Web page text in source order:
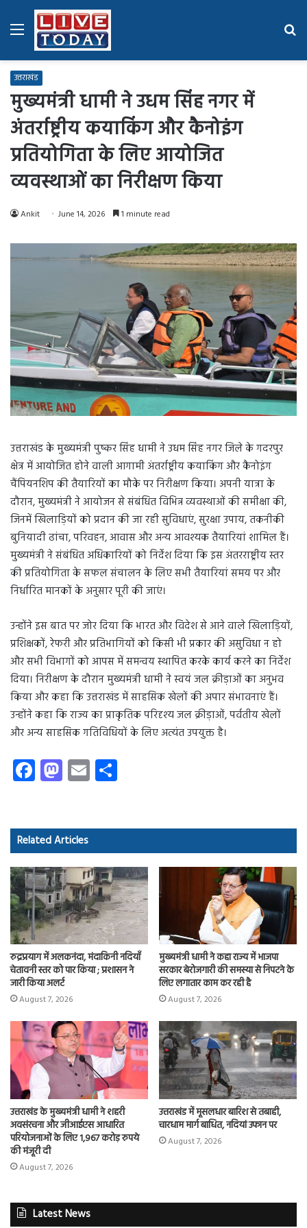
Menu
उत्तराखंड
मुख्यमंत्री धामी ने उधम सिंह नगर में
अंतर्राष्ट्रीय कयाकिंग और कैनोइंग
प्रतियोगिता के लिए आयोजित
व्यवस्थाओं का निरीक्षण किया
Ankit June 14, 2026 1 minute read
उत्तराखंड के मुख्यमंत्री पुष्कर सिंह धामी ने उधम सिंह नगर जिले के गदरपुर
क्षेत्र में आयोजित होने वाली आगामी अंतर्राष्ट्रीय कयाकिंग और कैनोइंग
चैंपियनशिप की तैयारियों का मौके पर निरीक्षण किया। अपनी यात्रा के
दौरान, मुख्यमंत्री ने आयोजन से संबंधित विभिन्न व्यवस्थाओं की समीक्षा की,
जिनमें खिलाड़ियों को प्रदान की जा रही सुविधाएं, सुरक्षा उपाय, तकनीकी
बुनियादी ढांचा, परिवहन, आवास और अन्य आवश्यक तैयारियां शामिल हैं।
मुख्यमंत्री ने संबंधित अधिकारियों को निर्देश दिया कि इस अंतरराष्ट्रीय स्तर
की प्रतियोगिता के सफल संचालन के लिए सभी तैयारियां समय पर और
निर्धारित मानकों के अनुसार पूरी की जाएं।
उन्होंने इस बात पर जोर दिया कि भारत और विदेश से आने वाले खिलाड़ियों,
प्रशिक्षकों, रेफरी और प्रतिभागियों को किसी भी प्रकार की असुविधा न हो
और सभी विभागों को आपस में समन्वय स्थापित करके कार्य करने का निर्देश
दिया। निरीक्षण के दौरान मुख्यमंत्री धामी ने स्वयं जल क्रीड़ाओं का अनुभव
किया और कहा कि उत्तराखंड में साहसिक खेलों की अपार संभावनाएं हैं।
उन्होंने कहा कि राज्य का प्राकृतिक परिदृश्य जल क्रीड़ाओं, पर्वतीय खेलों
और अन्य साहसिक गतिविधियों के लिए अत्यंत उपयुक्त है।
Fa
ce
o
ok
M
as
d
o
n
E
m
Related Articles
रुद्रप्रयाग में अलकनंदा, मंदाकिनी नदियाँ
चेतावनी स्तर को पार किया ; प्रशासन ने
जारी किया अलर्ट
August 7, 2026
मुख्यमंत्री धामी ने कहा राज्य में भाजपा
सरकार बेरोजगारी की समस्या से निपटने के
लिए लगातार काम कर रही है
August 7, 2026
उत्तराखंड के मुख्यमंत्री धामी ने शहरी
अवसंरचना और जीआईएस आधारित
परियोजनाओं के लिए 1,967 करोड़ रुपये
की मंजूरी दी
August 7, 2026
उत्तराखंड में मूसलधार बारिश से तबाही,
चारधाम मार्ग बाधित, नदियां उफान पर
August 7, 2026
Latest News